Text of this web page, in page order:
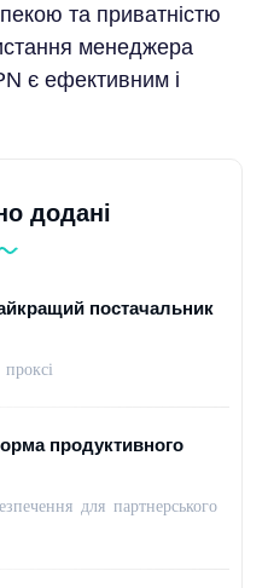
та приватністю
менеджера
є ефективним і
додані
постачальник
продуктивного
для партнерського